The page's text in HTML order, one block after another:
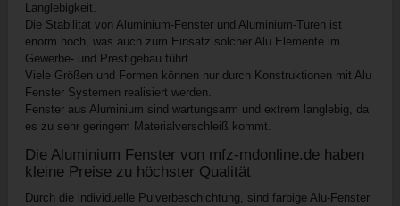
Langlebigkeit.
Die Stabilität von Aluminium-Fenster und Aluminium-Türen ist
enorm hoch, was auch zum Einsatz solcher Alu Elemente im
Gewerbe- und Prestigebau führt.
Viele Größen und Formen können nur durch Konstruktionen mit Alu
Fenster Systemen realisiert werden.
Fenster aus Aluminium sind wartungsarm und extrem langlebig, da
es zu sehr geringem Materialverschleiß kommt.
Die Aluminium Fenster von mfz-mdonline.de haben
kleine Preise zu höchster Qualität
Durch die individuelle Pulverbeschichtung, sind farbige Alu-Fenster